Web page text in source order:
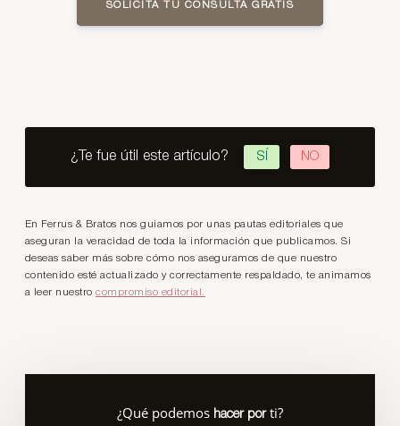
SOLICITA TU CONSULTA GRATIS
¿Te fue útil este artículo? SÍ NO
En Ferrus & Bratos nos guiamos por unas pautas editoriales que
aseguran la veracidad de toda la información que publicamos. Si
deseas saber más sobre cómo nos aseguramos de que nuestro
contenido esté actualizado y correctamente respaldado, te animamos
a leer nuestrocompromiso editorial.
¿Qué podemos hacer porti?